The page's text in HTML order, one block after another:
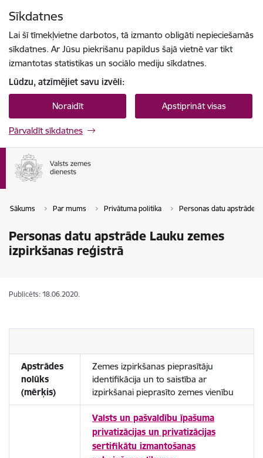
Sīkdatnes
Lai šī tīmekļvietne darbotos, tā izmanto obligāti nepieciešamās
sīkdatnes. Ar Jūsu piekrišanu papildus šajā vietnē var tikt
izmantotas statistikas un sociālo mediju sīkdatnes.
Lūdzu, atzīmējiet savu izvēli:
Noraidīt Apstiprināt visas
Pārvaldīt sīkdatnes
Sākums Par mums Privātuma politika Personas datu apstrāde
Personas datu apstrāde Lauku zemes
izpirkšanas reģistrā
Publicēts: 18.06.2020.
Apstrādes
nolūks
(mērķis)
Zemes izpirkšanas pieprasītāju
identifikācija un to saistība ar
izpirkšanai pieprasīto zemes vienību
Valsts un pašvaldību īpašuma
privatizācijas un privatizācijas
sertifikātu izmantošanas